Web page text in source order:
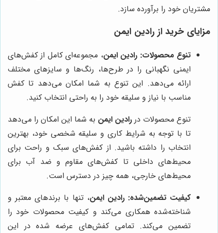
مشتریان خود را برآورده سازد.
مزایای خرید ازرادین ایمن
تنوع محصولات: رادین ایمن، مجموعه‌ای کامل از کفش‌های
ایمنی نگهبانی را در طرح‌ها، رنگ‌ها و سایزهای مختلف
ارائه می‌دهد. این تنوع به شما امکان می‌دهد تا کفش
مناسب با نیاز و سلیقه خود را به راحتی انتخاب کنید.
تنوع محصولات در رادین ایمن به شما این امکان را می‌دهد
تا با توجه به شرایط کاری و سلیقه شخصی خود، بهترین
انتخاب را داشته باشید. از کفش‌های سبک و راحت برای
محیط‌های داخلی تا کفش‌های مقاوم و ضد آب برای
محیط‌های خارجی، همه چیز در دسترس است.
کیفیت تضمین‌شده: رادین ایمن، تنها با برندهای معتبر و
شناخته‌شده همکاری می‌کند و کیفیت محصولات خود را
تضمین می‌کند. تمامی کفش‌های عرضه شده در این